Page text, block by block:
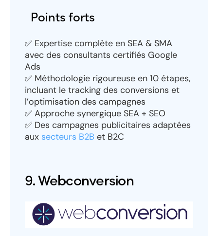
Points forts
✅ Expertise complète en SEA & SMA
avec des consultants certifiés Google
Ads
✅ Méthodologie rigoureuse en 10 étapes,
incluant le tracking des conversions et
l’optimisation des campagnes
✅ Approche synergique SEA + SEO
✅ Des campagnes publicitaires adaptées
aux secteurs B2B et B2C
9. Webconversion